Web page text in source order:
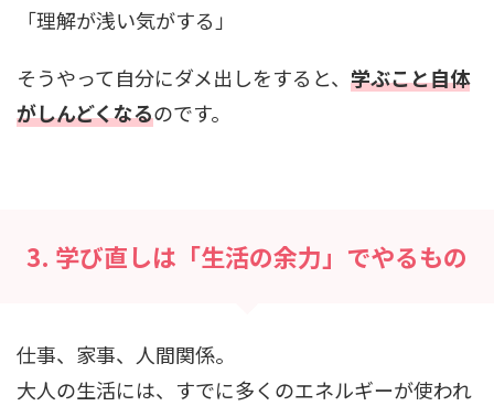
「理解が浅い気がする」
そうやって自分にダメ出しをすると、 学ぶこと自体
がしんどくなるのです。
3. 学び直しは「生活の余力」でやるもの
仕事、家事、人間関係。
大人の生活には、すでに多くのエネルギーが使われ